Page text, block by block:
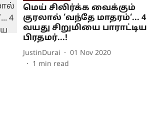
மெய் சிலிர்க்க வைக்கும்
குரலால் ‘வந்தே மாதரம்‘... 4
வயது சிறுமியை பாராட்டிய
பிரதமர்...!
JustinDurai
01 Nov 2020
1 min read